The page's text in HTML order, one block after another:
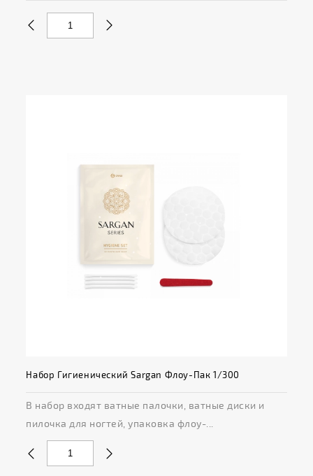
Набор Гигиенический Sargan Флоу-Пак 1/300
В набор входят ватные палочки, ватные диски и
пилочка для ногтей, упаковка флоу-...